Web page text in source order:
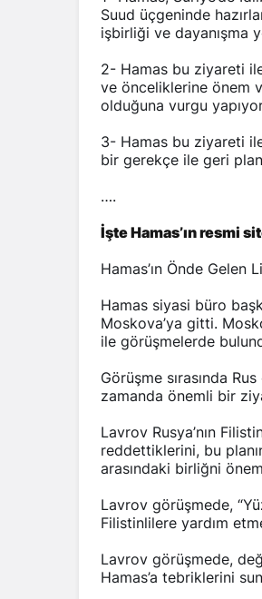
Suud üçgeninde
işbirliği ve dayanışma
2- Hamas bu ziyareti
ve önceliklerine önem
olduğuna vurgu
3- Hamas bu ziyareti
bir gerekçe ile geri
….
İşte Hamas’ın resmi
Hamas’ın Önde Gelen
Hamas siyasi büro
Moskova’ya gitti.
ile görüşmelerde
Görüşme sırasında
zamanda önemli bir
Lavrov Rusya’nın
reddettiklerini, bu
arasındaki birliğni
Lavrov görüşmede,
Filistinlilere yardım
Lavrov görüşmede,
Hamas’a tebriklerini